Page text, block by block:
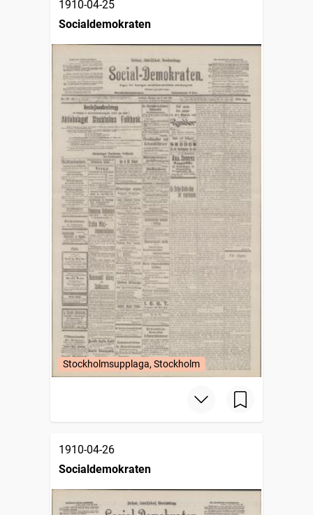
1910-04-25
Socialdemokraten
Stockholmsupplaga, Stockholm
1910-04-26
Socialdemokraten